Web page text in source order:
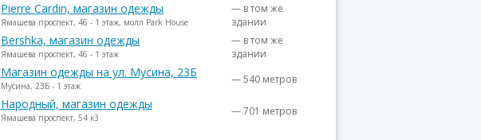
Pierre Cardin, магазин одежды
Ямашева проспект, 46 - 1 этаж, молл Park House
— в том же
здании
Bershka, магазин одежды
Ямашева проспект, 46 - 1 этаж
— в том же
здании
Магазин одежды на ул. Мусина, 23Б
Мусина, 23Б - 1 этаж — 540 метров
Народный, магазин одежды
Ямашева проспект, 54 к3 — 701 метров